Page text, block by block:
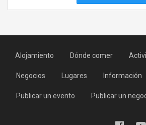
Alojamiento Dónde comer
Negocios Lugares Información
Publicar un evento Publicar un